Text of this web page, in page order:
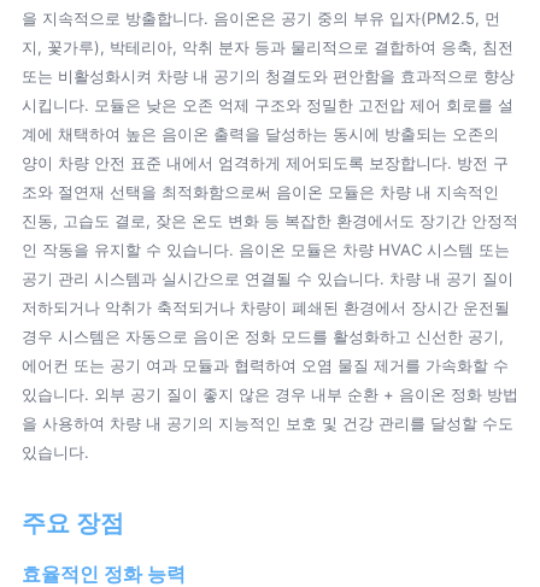
을 지속적으로 방출합니다. 음이온은 공기 중의 부유 입자(PM2.5, 먼
지, 꽃가루), 박테리아, 악취 분자 등과 물리적으로 결합하여 응축, 침전
또는 비활성화시켜 차량 내 공기의 청결도와 편안함을 효과적으로 향상
시킵니다. 모듈은 낮은 오존 억제 구조와 정밀한 고전압 제어 회로를 설
계에 채택하여 높은 음이온 출력을 달성하는 동시에 방출되는 오존의
양이 차량 안전 표준 내에서 엄격하게 제어되도록 보장합니다. 방전 구
조와 절연재 선택을 최적화함으로써 음이온 모듈은 차량 내 지속적인
진동, 고습도 결로, 잦은 온도 변화 등 복잡한 환경에서도 장기간 안정적
인 작동을 유지할 수 있습니다. 음이온 모듈은 차량 HVAC 시스템 또는
공기 관리 시스템과 실시간으로 연결될 수 있습니다. 차량 내 공기 질이
저하되거나 악취가 축적되거나 차량이 폐쇄된 환경에서 장시간 운전될
경우 시스템은 자동으로 음이온 정화 모드를 활성화하고 신선한 공기,
에어컨 또는 공기 여과 모듈과 협력하여 오염 물질 제거를 가속화할 수
있습니다. 외부 공기 질이 좋지 않은 경우 내부 순환 + 음이온 정화 방법
을 사용하여 차량 내 공기의 지능적인 보호 및 건강 관리를 달성할 수도
있습니다.
주요 장점
효율적인 정화 능력